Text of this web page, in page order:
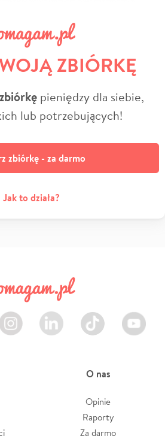
ZBIÓRKĘ
pieniędzy dla siebie,
lub potrzebujących!
zbiórkę - za darmo
Jak to działa?
Instagram LinkedIn TikTok Youtube
O nas
Opinie
Raporty
Za darmo